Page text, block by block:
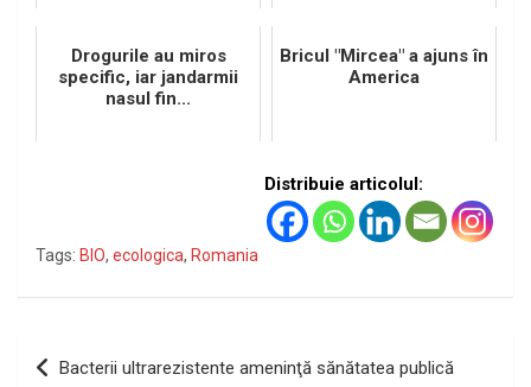
Drogurile au miros
specific, iar jandarmii
nasul fin...
Bricul "Mircea" a ajuns în
America
Distribuie articolul:
Tags: BIO, ecologica, Romania
Navigare
Bacterii ultrarezistente ameninţă sănătatea publică